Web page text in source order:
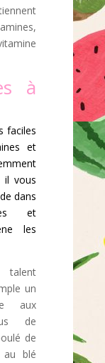
à
faciles
et
il vous
dans
et
les
talent
un
aux
de
de
au blé